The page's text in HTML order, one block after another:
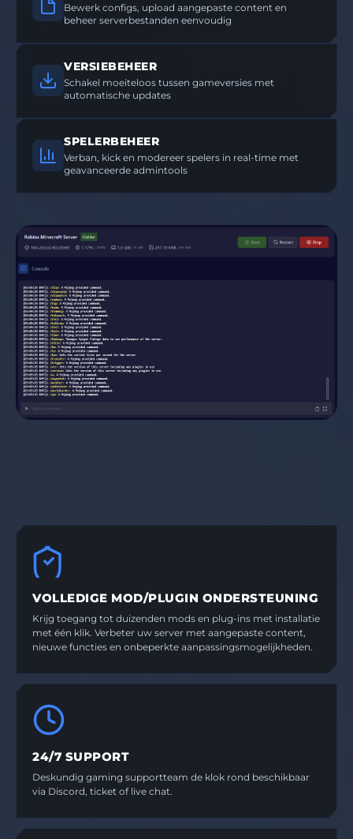
Bewerk configs, upload aangepaste content en
beheer serverbestanden eenvoudig
VERSIEBEHEER
Schakel moeiteloos tussen gameversies met
automatische updates
SPELERBEHEER
Verban, kick en modereer spelers in real-time met
geavanceerde admintools
VOLLEDIGE MOD/PLUGIN ONDERSTEUNING
Krijg toegang tot duizenden mods en plug-ins met installatie
met één klik. Verbeter uw server met aangepaste content,
nieuwe functies en onbeperkte aanpassingsmogelijkheden.
24/7 SUPPORT
Deskundig gaming supportteam de klok rond beschikbaar
via Discord, ticket of live chat.